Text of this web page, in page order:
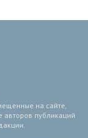
на сайте,
авторов публикаций